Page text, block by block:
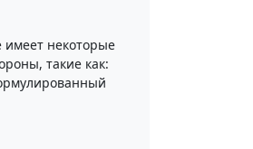
некоторые
такие как: